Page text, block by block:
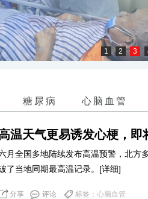
1 2 3
糖尿病 心脑血管
温天气更易诱发心梗，即
月全国多地陆续发布高温预警，北方
了当地同期最高温记录。 [详细]
分享 评论 标签：心脑血管